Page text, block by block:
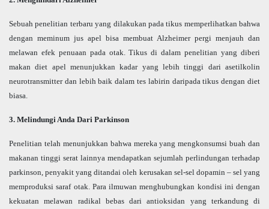
Sebuah penelitian terbaru yang dilakukan pada tikus memperlihatkan bahwa
dengan meminum jus apel bisa membuat Alzheimer pergi menjauh dan
melawan efek penuaan pada otak. Tikus di dalam penelitian yang diberi
makan diet apel menunjukkan kadar yang lebih tinggi dari asetilkolin
neurotransmitter dan lebih baik dalam tes labirin daripada tikus dengan diet
biasa.
3. Melindungi Anda Dari Parkinson
Penelitian telah menunjukkan bahwa mereka yang mengkonsumsi buah dan
makanan tinggi serat lainnya mendapatkan sejumlah perlindungan terhadap
parkinson, penyakit yang ditandai oleh kerusakan sel-sel dopamin – sel yang
memproduksi saraf otak. Para ilmuwan menghubungkan kondisi ini dengan
kekuatan melawan radikal bebas dari antioksidan yang terkandung di